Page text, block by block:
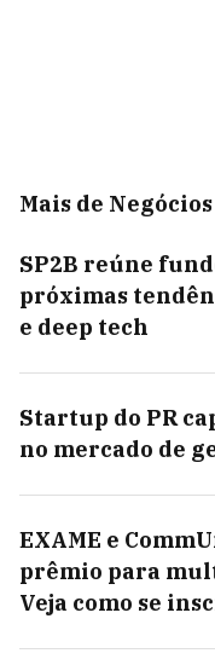
Mais de Negócios
SP2B reúne
próximas
e deep tech
Startup do PR
no mercado de
EXAME e
prêmio para
Veja como se